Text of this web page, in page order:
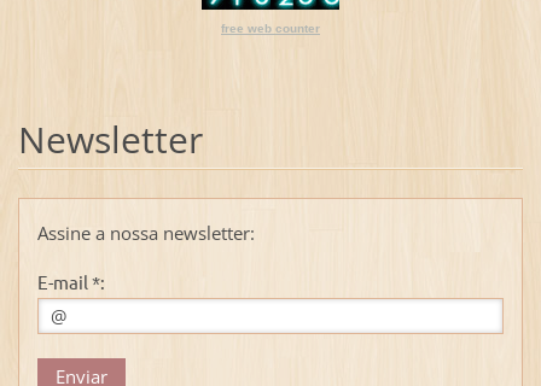
free web counter
Newsletter
Assine a nossa newsletter:
E-mail *: